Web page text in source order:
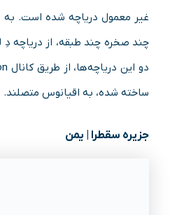
غیر معمول دریاچه شده است. به
چند صخره چند طبقه، از دریاچه دِ
ساخته شده، به اقیانوس متصلند.
جزیره سقطرا | یمن